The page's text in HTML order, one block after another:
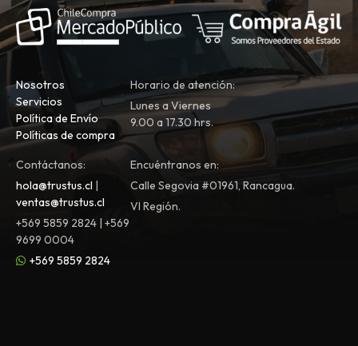
Nosotros
Servicios
Política de Envío
Políticas de compra
Horario de atención:
Lunes a Viernes
9.00 a 17.30 hrs.
Contáctanos:
hola@trustus.cl |
ventas@trustus.cl
+569 5859 2824 | +569
9699 0004
+569 5859 2824
Encuéntranos en:
Calle Segovia #01961, Rancagua.
VI Región.